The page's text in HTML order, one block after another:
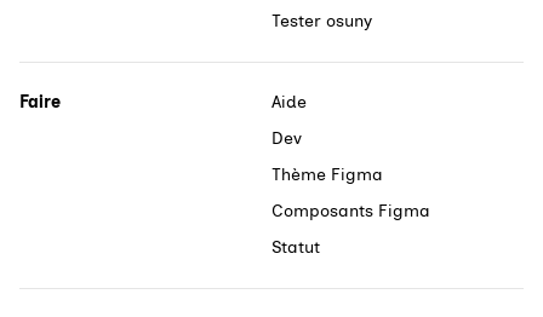
Tester osuny
Faire
Aide
Dev
Thème Figma
Composants Figma
Statut